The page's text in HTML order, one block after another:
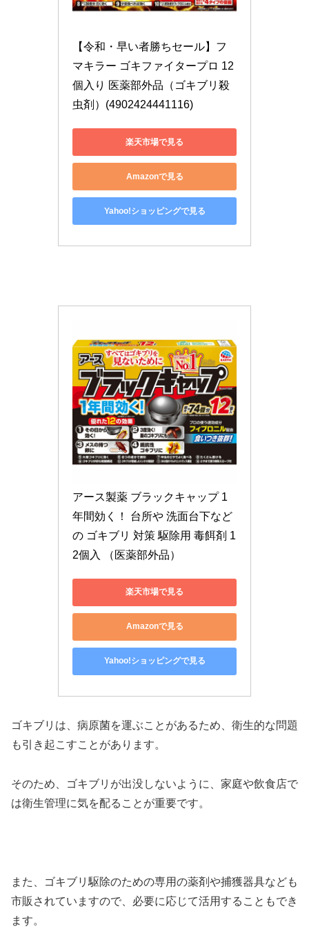
【令和・早い者勝ちセール】フ
マキラー ゴキファイタープロ 12
個入り 医薬部外品（ゴキブリ殺
虫剤）(4902424441116)
楽天市場で見る
Amazonで見る
Yahoo!ショッピングで見る
アース製薬 ブラックキャップ 1
年間効く！ 台所や 洗面台下など
の ゴキブリ 対策 駆除用 毒餌剤 1
2個入 （医薬部外品）
楽天市場で見る
Amazonで見る
Yahoo!ショッピングで見る
ゴキブリは、病原菌を運ぶことがあるため、衛生的な問題
も引き起こすことがあります。
そのため、ゴキブリが出没しないように、家庭や飲食店で
は衛生管理に気を配ることが重要です。
また、ゴキブリ駆除のための専用の薬剤や捕獲器具なども
市販されていますので、必要に応じて活用することもでき
ます。